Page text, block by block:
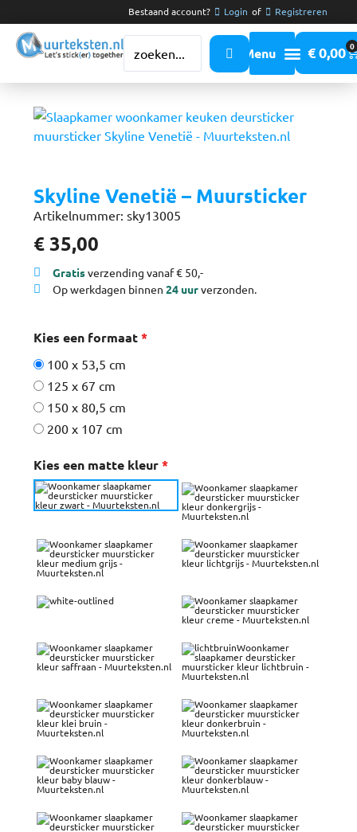
Bestaand account? Login of Registreren
€0,00 0
Skyline Venetië – Muursticker
Artikelnummer: sky13005
€35,00
Gratisverzending vanaf € 50,-
Op werkdagen binnen 24 uurverzonden.
Kies een formaat*
100 x 53,5 cm
125 x 67 cm
150 x 80,5 cm
200 x 107 cm
Kies een matte kleur*